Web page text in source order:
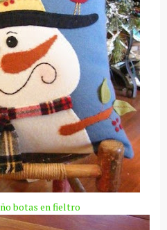
botas en fieltro